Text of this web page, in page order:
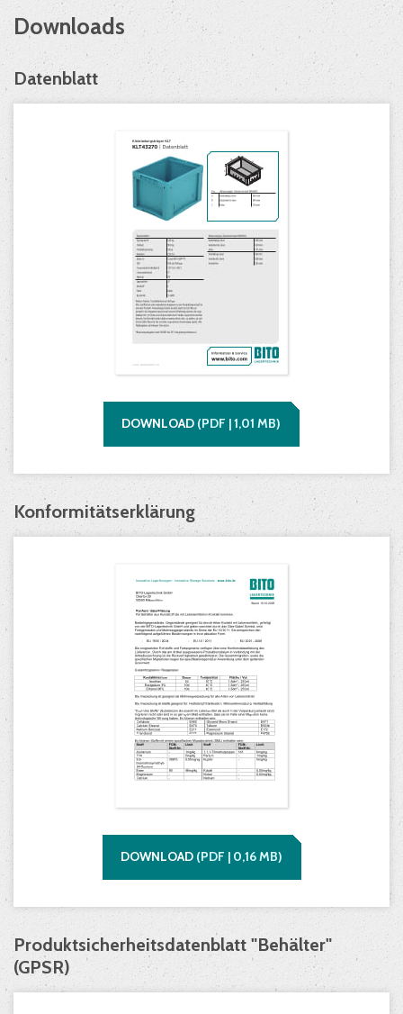
Downloads
Datenblatt
DOWNLOAD (PDF |1,01 MB)
Konformitätserklärung
DOWNLOAD (PDF | 0,16MB)
Produktsicherheitsdatenblatt "Behälter"
(GPSR)